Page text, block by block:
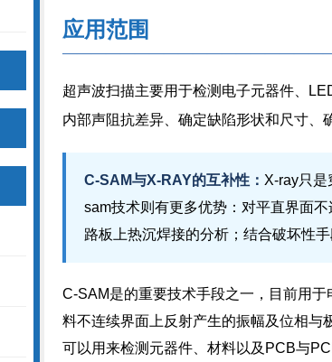
应用范围
超声波扫描主要用于检测电子元器件、
内部声阻抗差异、确定缺陷形状和尺寸、
C-SAM与X-RAY的互补性： X-ray只
sam技术则有更多优势：对平直界面
路板上热沉焊接的分析；结合破坏性
C-SAM是的重要技术手段之一，目前用
料不连续界面上反射产生的振幅及位相与
可以用来检测元器件、材料以及PCB与